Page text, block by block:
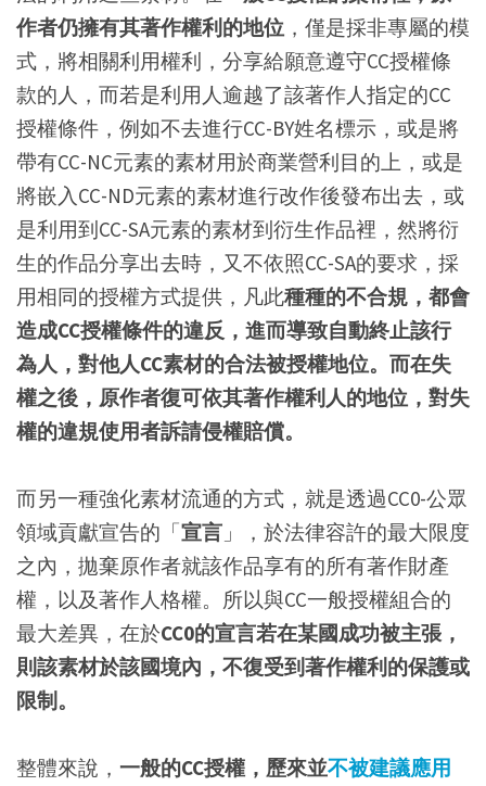
作者仍擁有其著作權利的地位 ，僅是採非專屬的模
式，將相關利用權利，分享給願意遵守CC授權條
款的人，而若是利用人逾越了該著作人指定的CC
授權條件，例如不去進行CC-BY姓名標示，或是將
帶有CC-NC元素的素材用於商業營利目的上，或是
將嵌入CC-ND元素的素材進行改作後發布出去，或
是利用到CC-SA元素的素材到衍生作品裡，然將衍
生的作品分享出去時，又不依照CC-SA的要求，採
用相同的授權方式提供，凡此種種的不合規，都會
造成CC授權條件的違反，進而導致自動終止該行
為人，對他人CC素材的合法被授權地位。而在失
權之後，原作者復可依其著作權利人的地位，對失
權的違規使用者訴請侵權賠償。
而另一種強化素材流通的方式，就是透過CC0-公眾
領域貢獻宣告的「宣言 」，於法律容許的最大限度
之內，拋棄原作者就該作品享有的所有著作財產
權，以及著作人格權。所以與CC一般授權組合的
最大差異，在於CC0的宣言若在某國成功被主張，
則該素材於該國境內，不復受到著作權利的保護或
限制。
整體來說， 一般的CC授權，歷來並不被建議應用